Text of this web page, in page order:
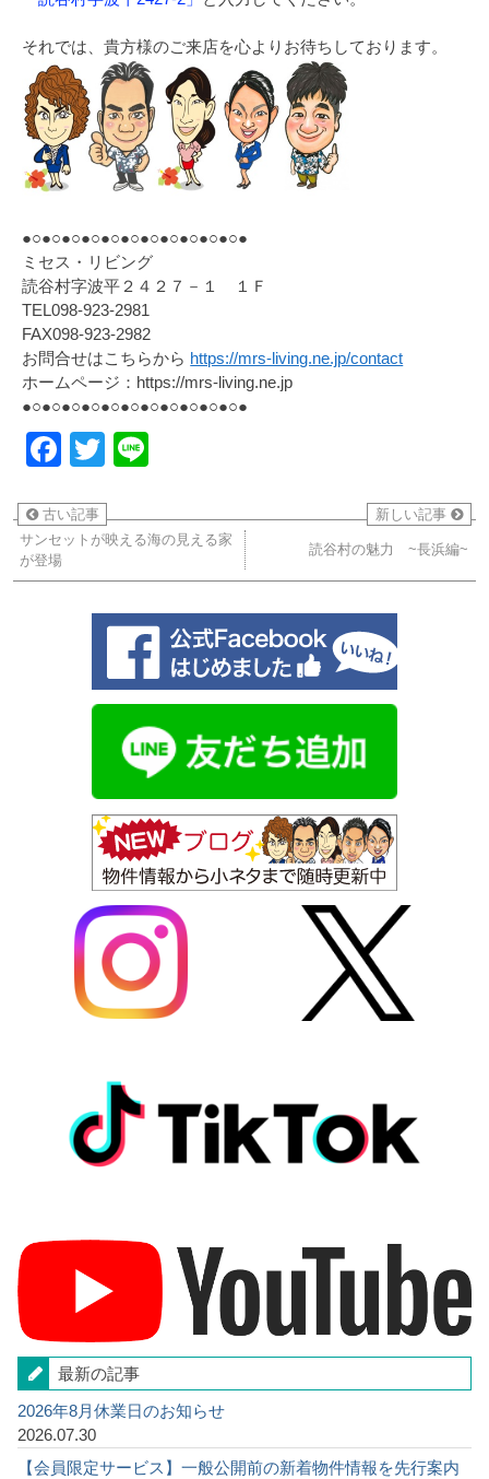
それでは、貴方様のご来店を心よりお待ちしております。
●○●○●○●○●○●○●○●○●○●○●○●
ミセス・リビング
読谷村字波平２４２７－１ １Ｆ
TEL098-923-2981
FAX098-923-2982
お問合せはこちらから https://mrs-living.ne.jp/contact
ホームページ：https://mrs-living.ne.jp
●○●○●○●○●○●○●○●○●○●○●○●
Facebook
Twitter
古い記事
サンセットが映える海の見える家
が登場
新しい記事
読谷村の魅力 ~長浜編~
最新の記事
2026年8月休業日のお知らせ
2026.07.30
【会員限定サービス】一般公開前の新着物件情報を先行案内